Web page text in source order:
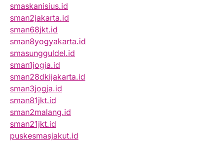
smaskanisius.id
sman2jakarta.id
sman68jkt.id
sman8yogyakarta.id
smasungguldel.id
sman1jogja.id
sman28dkijakarta.id
sman3jogja.id
sman81jkt.id
sman2malang.id
sman21jkt.id
puskesmasjakut.id